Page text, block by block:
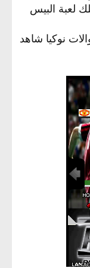
لعبة البيس
كل جوالات نوكيا شاهد